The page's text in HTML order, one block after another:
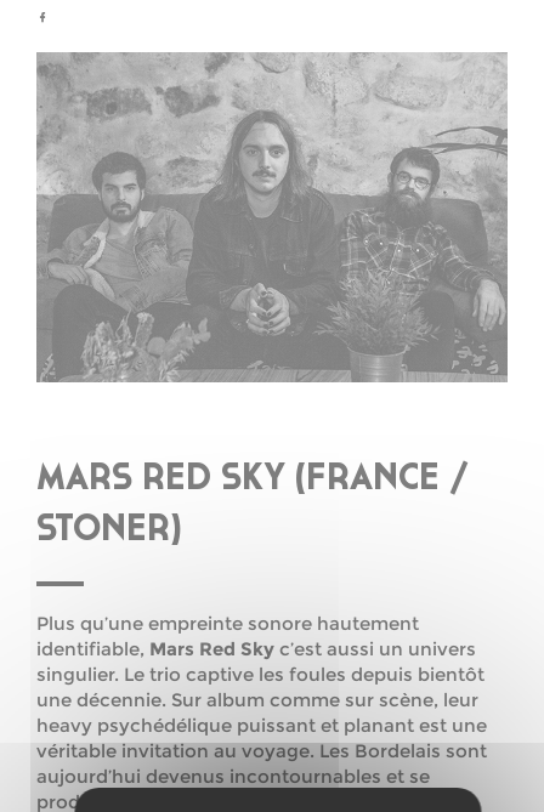
MARS RED SKY (FRANCE /
STONER)
Plus qu’une empreinte sonore hautement
identifiable, Mars Red Sky c’est aussi un univers
singulier. Le trio captive les foules depuis bientôt
une décennie. Sur album comme sur scène, leur
heavy psychédélique puissant et planant est une
véritable invitation au voyage. Les Bordelais sont
aujourd’hui devenus incontournables et se
produisent sur les plus grandes scènes rock et